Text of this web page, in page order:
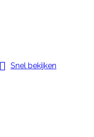

Snel bekijken